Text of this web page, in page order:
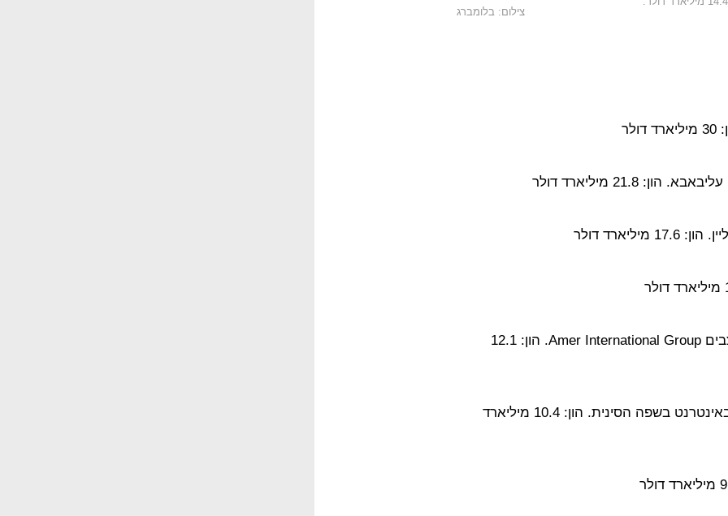
צילום: בלומברג
מיליארד דולר
דולר
עומד בראש קבוצת התקשורת והמחצבים Amer International Group. הון: 12.1
בעלי באיידו המספקת שירותי חיפוש באינטרנט בשפה הסינית. הון: 10.4 מיליארד